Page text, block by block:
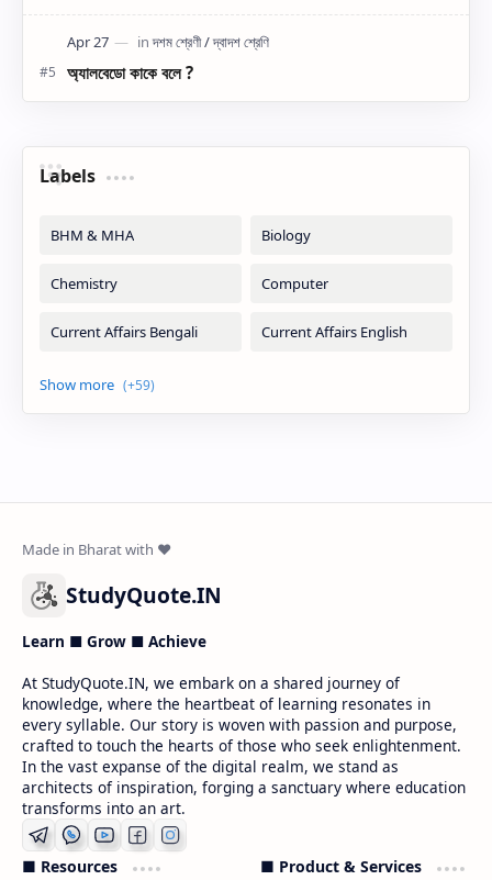
অ্যালবেডো কাকে বলে ?
Labels
StudyQuote.IN
Learn ■ Grow ■ Achieve
At StudyQuote.IN, we embark on a shared journey of
knowledge, where the heartbeat of learning resonates in
every syllable. Our story is woven with passion and purpose,
crafted to touch the hearts of those who seek enlightenment.
In the vast expanse of the digital realm, we stand as
architects of inspiration, forging a sanctuary where education
transforms into an art.
■ Resources ■ Product & Services